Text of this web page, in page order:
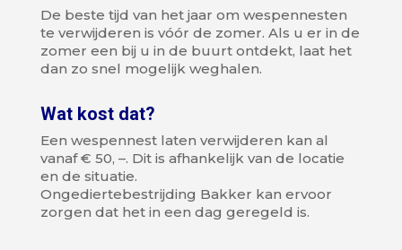
De beste tijd van het jaar om wespennesten
te verwijderen is vóór de zomer. Als u er in de
zomer een bij u in de buurt ontdekt, laat het
dan zo snel mogelijk weghalen.
Wat kost dat?
Een wespennest laten verwijderen kan al
vanaf € 50, –. Dit is afhankelijk van de locatie
en de situatie.
Ongediertebestrijding Bakker kan ervoor
zorgen dat het in een dag geregeld is.